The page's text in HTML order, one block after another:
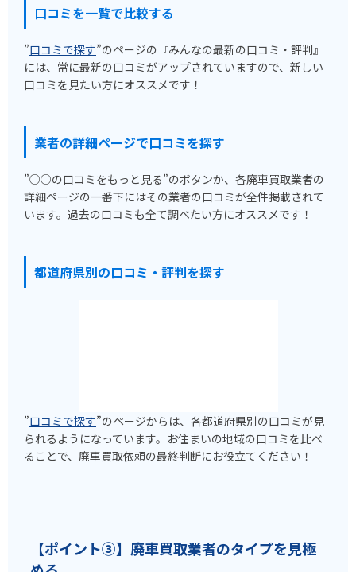
口コミを一覧で比較する
”口コミで探す”のページの『みんなの最新の口コミ・評判』
には、常に最新の口コミがアップされていますので、新しい
口コミを見たい方にオススメです！
業者の詳細ページで口コミを探す
”○○の口コミをもっと見る”のボタンか、各廃車買取業者の
詳細ページの一番下にはその業者の口コミが全件掲載されて
います。過去の口コミも全て調べたい方にオススメです！
都道府県別の口コミ・評判を探す
”口コミで探す”のページからは、各都道府県別の口コミが見
られるようになっています。お住まいの地域の口コミを比べ
ることで、廃車買取依頼の最終判断にお役立てください！
【ポイント③】廃車買取業者のタイプを見極